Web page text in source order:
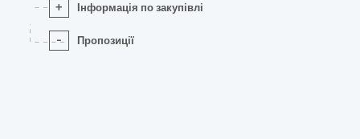
+ Інформація по закупівлі
- Пропозиції